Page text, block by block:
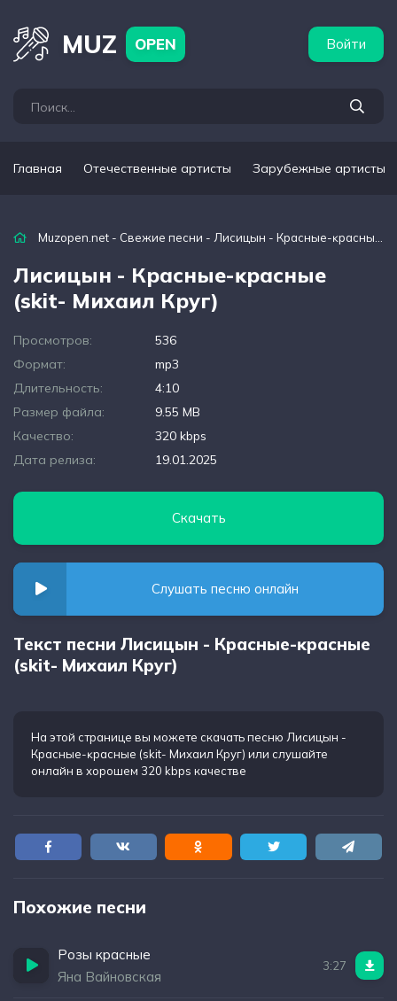
MUZ OPEN Войти
Главная Отечественные артисты Зарубежные артисты
Muzopen.net - Свежие песни - Лисицын - Красные-ĸрасные (skit- Михаил Круг)
Лисицын - Красные-ĸрасные
(skit- Михаил Круг)
Просмотров:
536
Формат:
mp3
Длительность:
4:10
Размер файла:
9.55 MB
Качество:
320 kbps
Дата релиза:
19.01.2025
Скачать
Слушать песню онлайн
Текст песни Лисицын - Красные-ĸрасные
(skit- Михаил Круг)
На этой странице вы можете скачать песню Лисицын -
Красные-ĸрасные (skit- Михаил Круг) или слушайте
онлайн в хорошем 320 kbps качестве
Похожие песни
Розы красные
Яна Вайновская
3:27
артисты Популярные подборки